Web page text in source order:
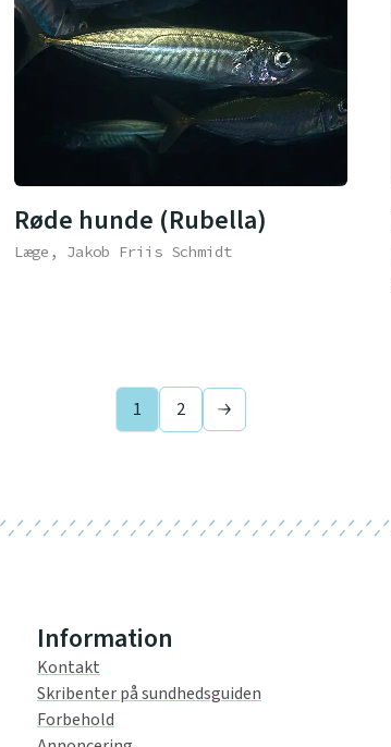
Røde hunde (Rubella)
Læge, Jakob Friis Schmidt
1 2 Next page
Information
Kontakt
Skribenter på sundhedsguiden
Forbehold